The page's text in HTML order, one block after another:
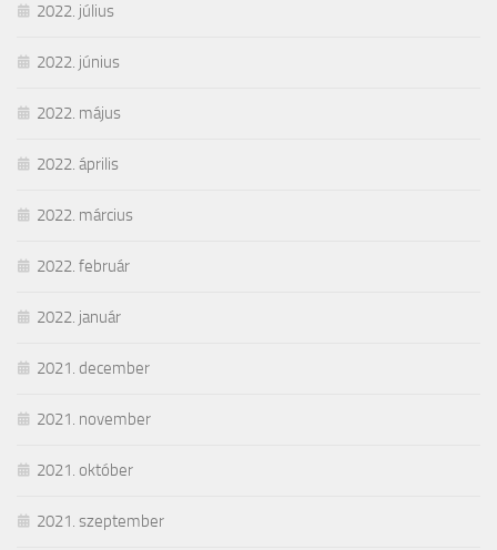
2022. július
2022. június
2022. május
2022. április
2022. március
2022. február
2022. január
2021. december
2021. november
2021. október
2021. szeptember